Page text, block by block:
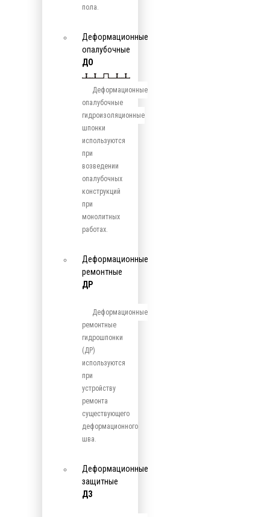
пола.
Деформационные
опалубочные
ДО
Деформационные
опалубочные
гидроизоляционные
шпонки
используются
при
возведении
опалубочных
конструкций
при
монолитных
работах.
Деформационные
ремонтные
ДР
Деформационные
ремонтные
гидрошпонки
(ДР)
используются
при
устройству
ремонта
существующего
деформационного
шва.
Деформационные
защитные
ДЗ